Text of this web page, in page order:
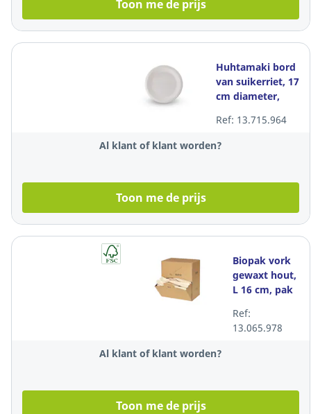
Toon me de prijs
Huhtamaki bord
van suikerriet, 17
cm diameter,
borden
Ref: 13.715.964
Al klant of klant worden?
Toon me de prijs
Biopak vork
gewaxt hout,
L 16 cm, pak
vorken
Ref:
13.065.978
Al klant of klant worden?
Toon me de prijs